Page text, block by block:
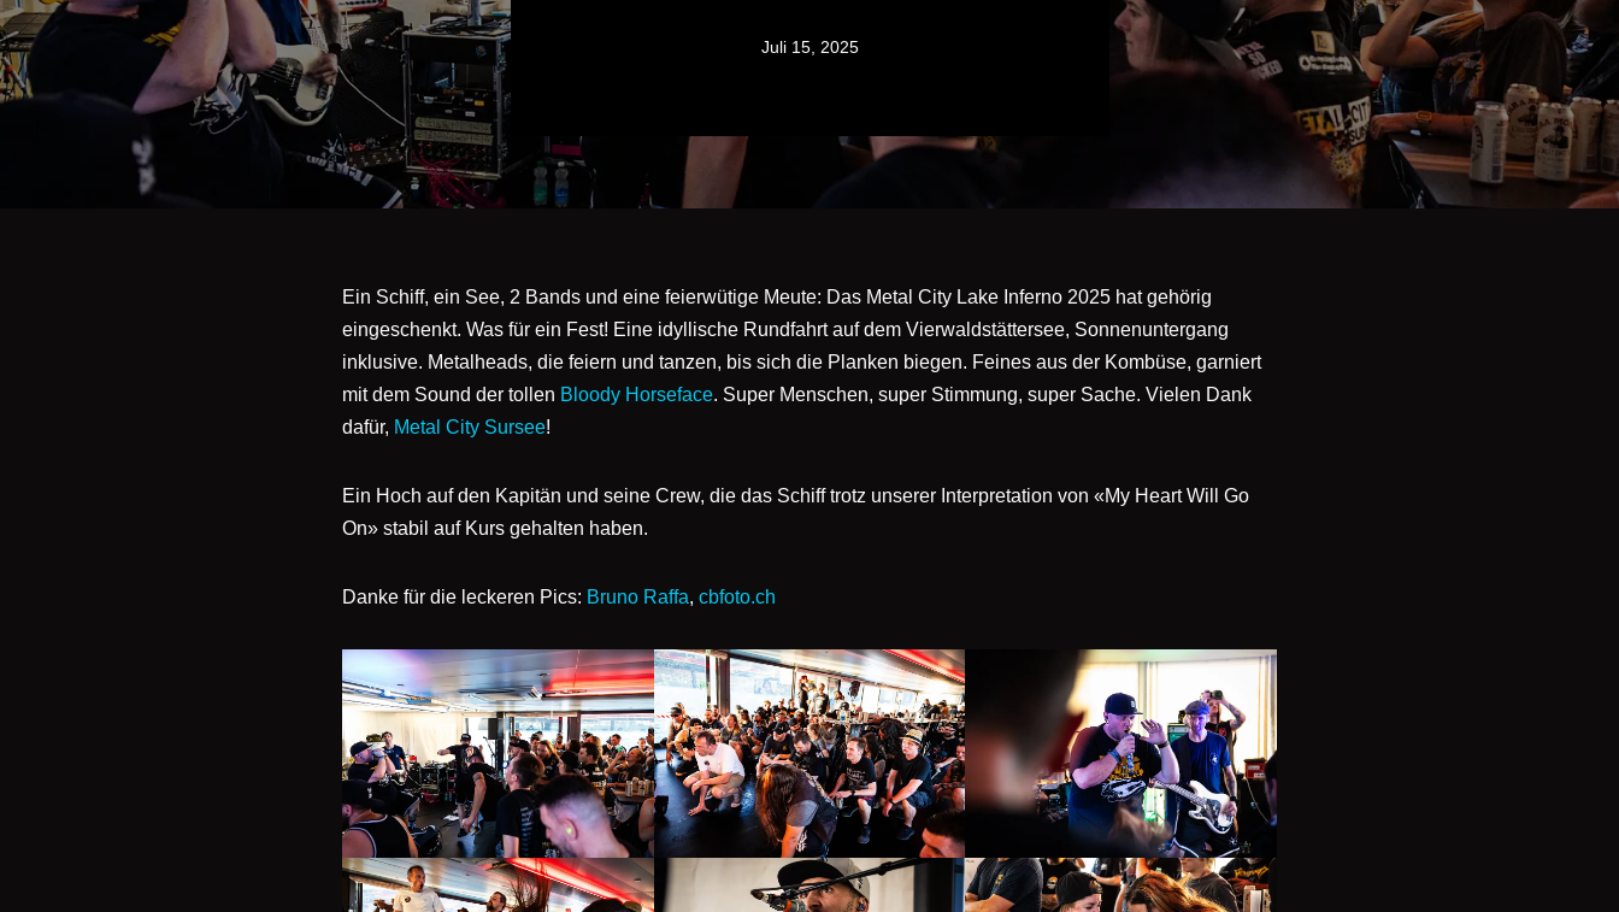
Juli 15, 2025
Ein Schiff, ein See, 2 Bands und eine feierwütige Meute: Das Metal City Lake Inferno 2025 hat gehörig
eingeschenkt. Was für ein Fest! Eine idyllische Rundfahrt auf dem Vierwaldstättersee, Sonnenuntergang
inklusive. Metalheads, die feiern und tanzen, bis sich die Planken biegen. Feines aus der Kombüse, garniert
mit dem Sound der tollen Bloody Horseface. Super Menschen, super Stimmung, super Sache. Vielen Dank
dafür, Metal City Sursee!
Ein Hoch auf den Kapitän und seine Crew, die das Schiff trotz unserer Interpretation von «My Heart Will Go
On» stabil auf Kurs gehalten haben.
Danke für die leckeren Pics: Bruno Raffa, cbfoto.ch